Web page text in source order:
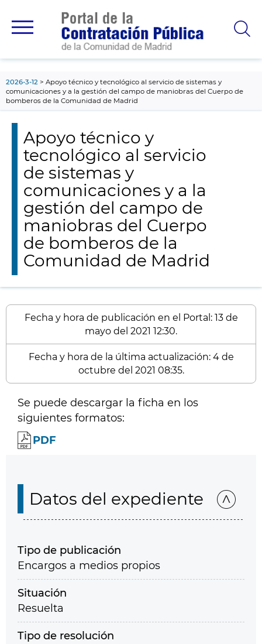
principal
2026-3-12
Apoyo técnico y tecnológico al servicio de sistemas y
comunicaciones y a la gestión del campo de maniobras del Cuerpo de
bomberos de la Comunidad de Madrid
Apoyo técnico y
tecnológico al servicio
de sistemas y
comunicaciones y a la
gestión del campo de
maniobras del Cuerpo
de bomberos de la
Comunidad de Madrid
Fecha y hora de publicación en el Portal: 13 de
mayo del 2021 12:30.
Fecha y hora de la última actualización: 4 de
octubre del 2021 08:35.
Se puede descargar la ficha en los
siguientes formatos:
PDF
Datos del expediente
Tipo de publicación
Encargos a medios propios
Situación
Resuelta
Tipo de resolución